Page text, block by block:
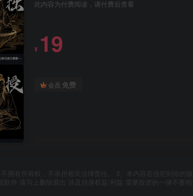
此内容为付费阅读，请付费后查看
¥ 19
会员 免费
有所有权，不承担相关法律责任。 3、本内容若侵犯到你的
件 请马上删除退出 涉及自身权益/利益 需要投资的一律不要